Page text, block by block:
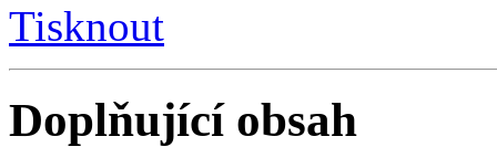
Tisknout
Doplňující obsah